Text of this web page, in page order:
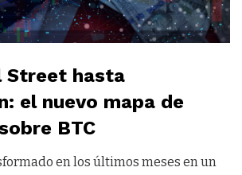
Street hasta
el nuevo mapa de
BTC
en los últimos meses en un